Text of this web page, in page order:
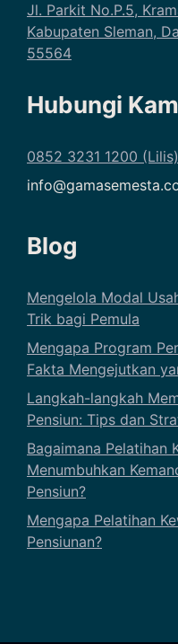
Jl. Parkit No.P.5,
Kabupaten Sleman,
55564
Hubungi
0852 3231 1200 (Lilis)
Blog
Mengelola Modal
Trik bagi Pemula
Mengapa Program
Fakta Mengejutkan
Langkah-langkah
Pensiun: Tips dan
Bagaimana Pelatihan
Menumbuhkan
Pensiun?
Mengapa Pelatihan
Pensiunan?